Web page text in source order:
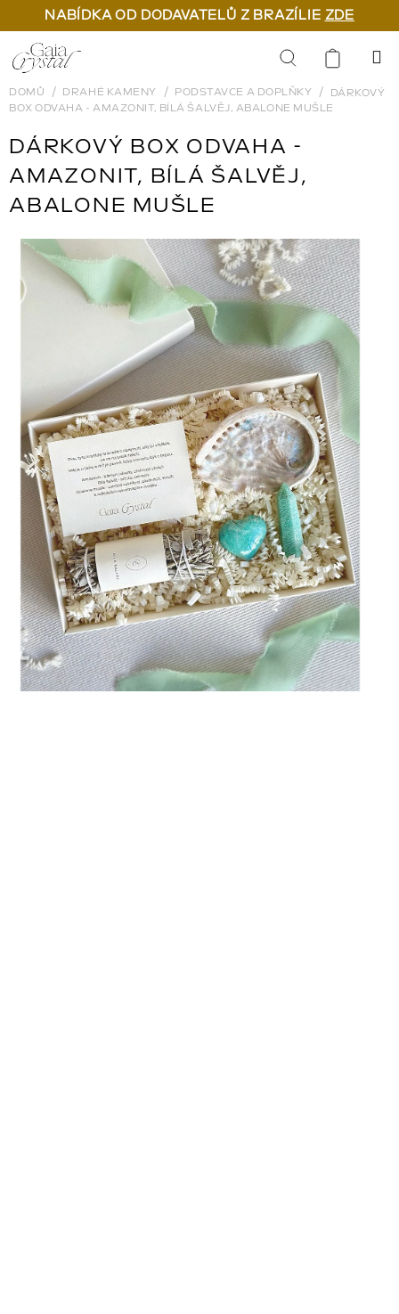
NABÍDKA OD DODAVATELŮ Z BRAZÍLIE ZDE
Přejít
na
obsah
Hledat
DOMŮ DRAHÉ KAMENY PODSTAVCE A DOPLŇKY
DÁRKOVÝ
BOX ODVAHA - AMAZONIT, BÍLÁ ŠALVĚJ, ABALONE MUŠLE
DÁRKOVÝ BOX ODVAHA -
AMAZONIT, BÍLÁ ŠALVĚJ,
ABALONE MUŠLE